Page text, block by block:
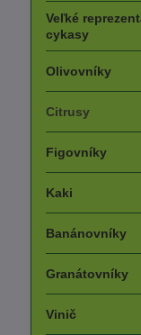
Veľké
cykasy
Olivovníky
Citrusy
Figovníky
Kaki
Banánovníky
Granátovníky
Vinič